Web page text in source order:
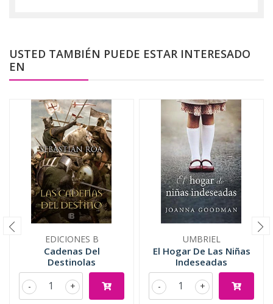
USTED TAMBIÉN PUEDE ESTAR INTERESADO
EN
EDICIONES B
Cadenas Del
Destinolas
+
-
UMBRIEL
El Hogar De Las Niñas
Indeseadas
+
-